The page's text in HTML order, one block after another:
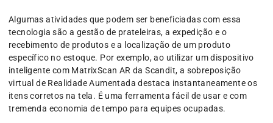
Algumas atividades que podem ser beneficiadas com essa
tecnologia são a gestão de prateleiras, a expedição e o
recebimento de produtos e a localização de um produto
específico no estoque. Por exemplo, ao utilizar um dispositivo
inteligente com MatrixScan AR da Scandit, a sobreposição
virtual de Realidade Aumentada destaca instantaneamente os
itens corretos na tela. É uma ferramenta fácil de usar e com
tremenda economia de tempo para equipes ocupadas.